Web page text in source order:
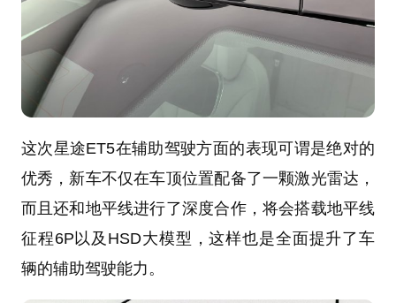
这次星途ET5在辅助驾驶方面的表现可谓是绝对的
优秀，新车不仅在车顶位置配备了一颗激光雷达，
而且还和地平线进行了深度合作，将会搭载地平线
征程6P以及HSD大模型，这样也是全面提升了车
辆的辅助驾驶能力。